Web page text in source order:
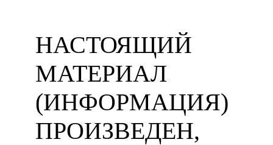
НАСТОЯЩИЙ
МАТЕРИАЛ
(ИНФОРМАЦИЯ)
ПРОИЗВЕДЕН,